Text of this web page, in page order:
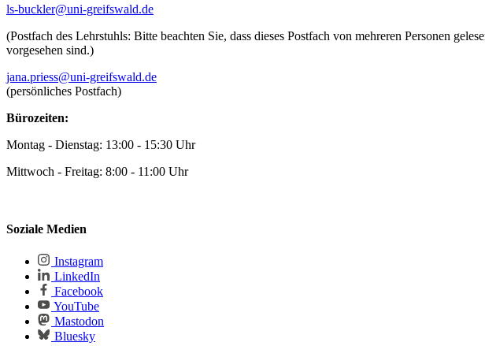
ls-buckler@uni-greifswald.de
(Postfach des Lehrstuhls: Bitte beachten Sie, dass dieses Postfach von mehreren Personen
vorgesehen sind.)
jana.priess@uni-greifswald.de
(persönliches Postfach)
Bürozeiten:
Montag - Dienstag: 13:00 - 15:30 Uhr
Mittwoch - Freitag: 8:00 - 11:00 Uhr
Soziale Medien
Instagram
LinkedIn
Facebook
YouTube
Mastodon
Bluesky